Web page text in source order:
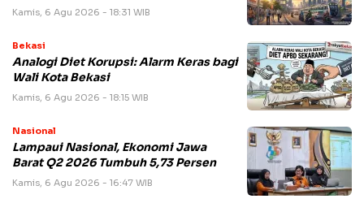
Kamis, 6 Agu 2026 - 18:31 WIB
Bekasi
Analogi Diet Korupsi: Alarm Keras bagi
Wali Kota Bekasi
Kamis, 6 Agu 2026 - 18:15 WIB
Nasional
Lampaui Nasional, Ekonomi Jawa
Barat Q2 2026 Tumbuh 5,73 Persen
Kamis, 6 Agu 2026 - 16:47 WIB